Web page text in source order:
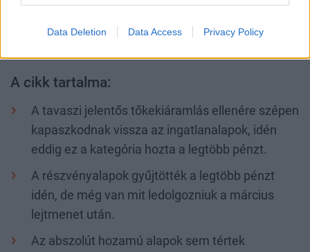
Data Deletion Data Access Privacy Policy
augusztus végégig 44 milliárd forintos pluszban
A cikk tartalma:
A tavaszi jelentős tőkekiáramlás ellenére szépen
kapaszkodnak vissza az ingatlanalapok, idén
eddig ez a kategória hozta a legtöbb pénzt.
A részvényalapok gyűjtötték a legtöbb pénzt
idén, de még van mit ledolgozniuk a március
lejtmenet után.
Az abszolút hozamú alapok sem tértek